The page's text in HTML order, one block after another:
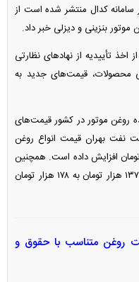
سامانه کدال منتشر شده است از
تأییدیه از نهاد‌های نظارتی
قیمت‌های جدید به
روغن موتور در کشور قیمت‌های
نفت بهران قیمت انواع روغن
از ۱۶۸ هزار تومان به ۲۱۸ هزار تومان افزایش داده است. همچنین
شرکت نفت پارس نرخ محصولات خود را از ۱۳۷ هزار تومان به ۱۷۸ هزار تومان
قیمت روغن متناسب با حقوق و